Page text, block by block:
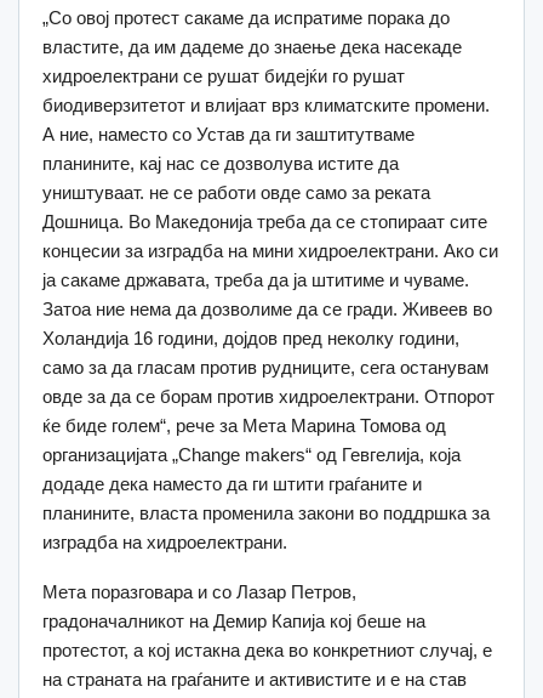
„Со овој протест сакаме да испратиме порака до
властите, да им дадеме до знаење дека насекаде
хидроелектрани се рушат бидејќи го рушат
биодиверзитетот и влијаат врз климатските промени.
А ние, наместо со Устав да ги заштитутваме
планините, кај нас се дозволува истите да
уништуваат. не се работи овде само за реката
Дошница. Во Македонија треба да се стопираат сите
концесии за изградба на мини хидроелектрани. Ако си
ја сакаме државата, треба да ја штитиме и чуваме.
Затоа ние нема да дозволиме да се гради. Живеев во
Холандија 16 години, дојдов пред неколку години,
само за да гласам против рудниците, сега останувам
овде за да се борам против хидроелектрани. Отпорот
ќе биде голем“, рече за Мета Марина Томова од
организацијата „Change makers“ од Гевгелија, која
додаде дека наместо да ги штити граѓаните и
планините, власта променила закони во поддршка за
изградба на хидроелектрани.
Мета поразговара и со Лазар Петров,
градоначалникот на Демир Капија кој беше на
протестот, а кој истакна дека во конкретниот случај, е
на страната на граѓаните и активистите и е на став